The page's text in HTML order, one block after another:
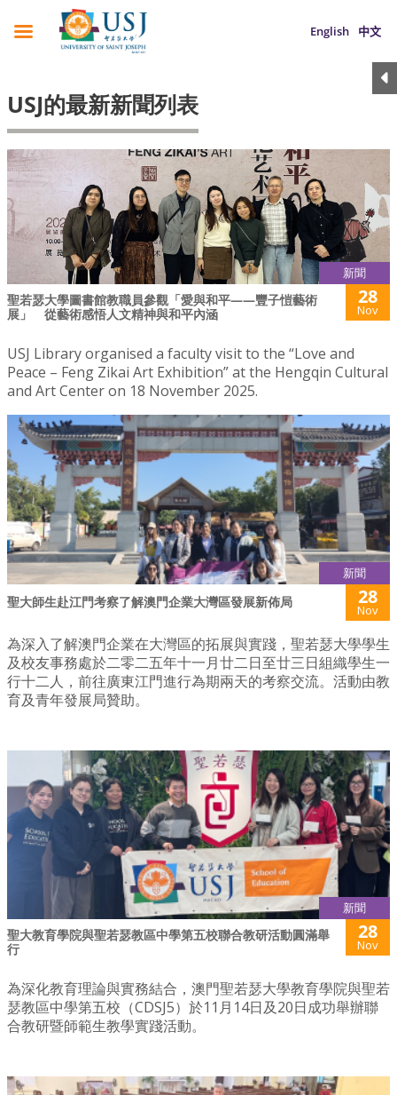
English 中文
USJ的最新新聞列表
新聞
聖若瑟大學圖書館教職員參觀「愛與和平——豐子愷藝術
展」 從藝術感悟人文精神與和平內涵
28
Nov
USJ Library organised a faculty visit to the “Love and
Peace – Feng Zikai Art Exhibition” at the Hengqin Cultural
and Art Center on 18 November 2025.
新聞
聖大師生赴江門考察了解澳門企業大灣區發展新佈局 28
Nov
為深入了解澳門企業在大灣區的拓展與實踐，聖若瑟大學學生
及校友事務處於二零二五年十一月廿二日至廿三日組織學生一
行十二人，前往廣東江門進行為期兩天的考察交流。活動由教
育及青年發展局贊助。
新聞
聖大教育學院與聖若瑟教區中學第五校聯合教研活動圓滿舉
行
28
Nov
為深化教育理論與實務結合，澳門聖若瑟大學教育學院與聖若
瑟教區中學第五校（CDSJ5）於11月14日及20日成功舉辦聯
合教研暨師範生教學實踐活動。